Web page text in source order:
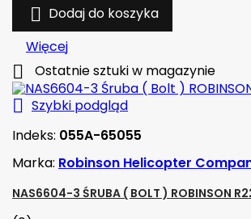
 Dodaj do koszyka
Więcej
 Ostatnie sztuki w magazynie
 Szybki podgląd
Indeks: 055A-65055
Marka: Robinson Helicopter
NAS6604-3 ŚRUBA ( BOLT ) ROBINSON